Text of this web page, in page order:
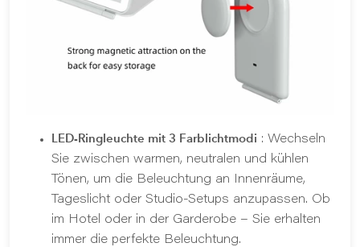
LED-Ringleuchte mit 3 Farblichtmodi : Wechseln
Sie zwischen warmen, neutralen und kühlen
Tönen, um die Beleuchtung an Innenräume,
Tageslicht oder Studio-Setups anzupassen. Ob
im Hotel oder in der Garderobe – Sie erhalten
immer die perfekte Beleuchtung.